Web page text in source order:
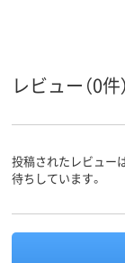
レビュー（0件）
投稿されたレビュー
待ちしています。